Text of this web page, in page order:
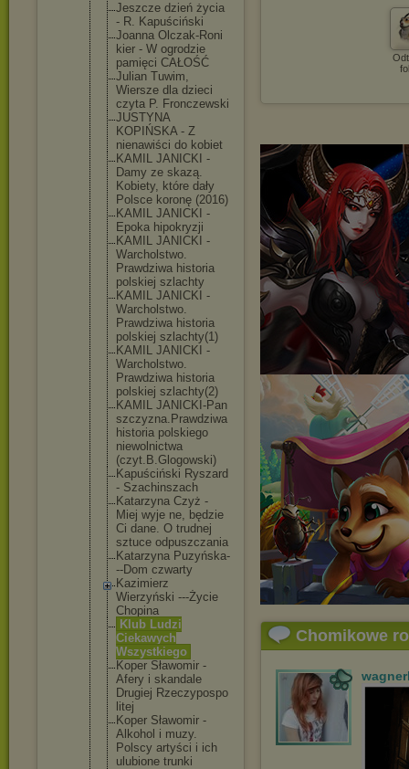
Jeszcze dzień życia
- R. Kapuściński
Joanna Olczak-Roni
kier - W ogrodzie
pamięci CAŁOŚĆ
Julian Tuwim,
Wiersze dla dzieci
czyta P. Fronczewski
JUSTYNA
KOPIŃSKA - Z
nienawiści do kobiet
KAMIL JANICKI -
Damy ze skazą.
Kobiety, które dały
Polsce koronę (2016)
KAMIL JANICKI -
Epoka hipokryzji
KAMIL JANICKI -
Warcholstwo.
Prawdziwa historia
polskiej szlachty
KAMIL JANICKI -
Warcholstwo.
Prawdziwa historia
polskiej szlachty(1)
KAMIL JANICKI -
Warcholstwo.
Prawdziwa historia
polskiej szlachty(2)
KAMIL JANICKI-Pan
szczyzna.Prawdziwa
historia polskiego
niewolnictwa
(czyt.B.Glogowski)
Kapuściński Ryszard
- Szachinszac h
Katarzyna Czyż -
Miej wyje ne, będzie
Ci dane. O trudnej
sztuce odpuszczania
Katarzyna Puzyńska-
--Dom czwarty
Kazimierz
Wierzyński ---Życie
Chopina
Klub Ludzi
Ciekawych
Wszystkiego
Koper Sławomir -
Afery i skandale
Drugiej Rzeczypospo
litej
Koper Sławomir -
Alkohol i muzy.
Polscy artyści i ich
ulubione trunki
Chomikowe